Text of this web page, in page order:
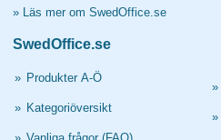
» Läs mer om SwedOffice.se
SwedOffice.se
» Produkter A-Ö
» Kategoriöversikt
»
»